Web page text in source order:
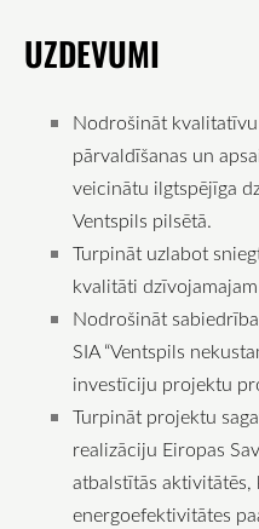
UZDEVUMI
Nodrošināt
pārvaldīšanas un
veicinātu ilgtspējīga
Ventspils pilsētā.
Turpināt uzlabot
kvalitāti
Nodrošināt
SIA “Ventspils
investīciju projektu
Turpināt projektu
realizāciju Eiropas
atbalstītās aktivitātēs,
energoefektivitātes